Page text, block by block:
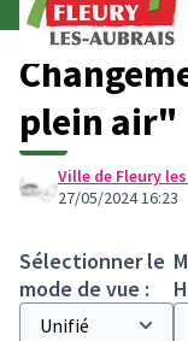
plein air"
Ville de Fleury
27/05/2024 16:23
Sélectionner le
mode de vue :